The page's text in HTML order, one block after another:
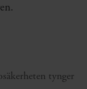
tynger